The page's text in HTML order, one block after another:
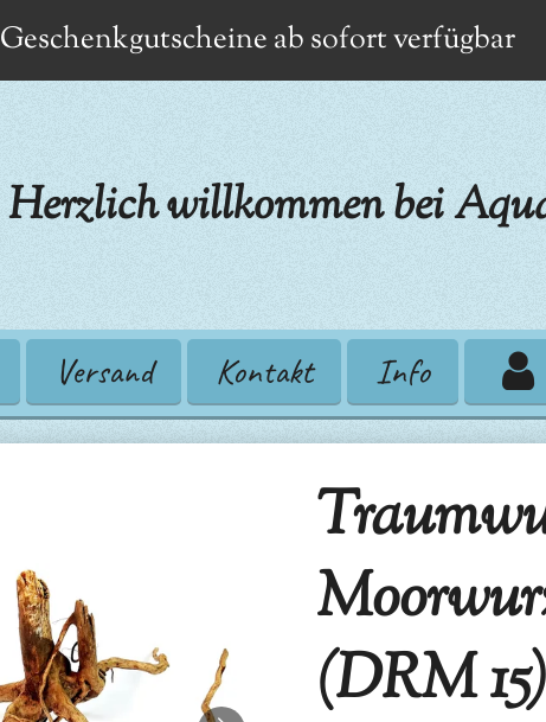
Geschenkgutscheine ab sofort verfügbar
Herzlich willkommen bei
Versand Kontakt Info
(DRM 15)